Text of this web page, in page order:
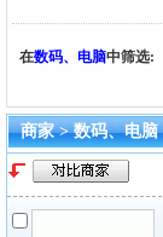
在数码、电脑中筛选:
商家 > 数码、电脑